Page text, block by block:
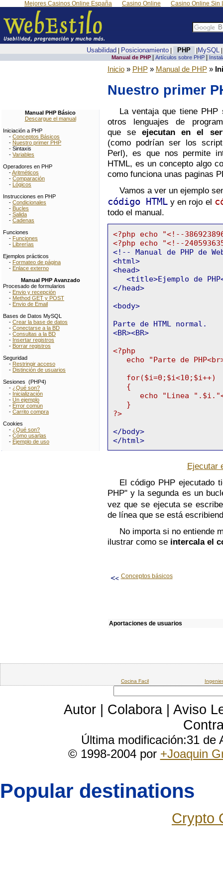
Mejores Casinos Online España Casino Online Casino Online Sin
Usabilidad Posicionamiento PHP MySQL
Manual de PHP| Artículos sobre PHP|
Inicio» PHP» Manual de PHP»
Nuestro primer
La ventaja que tiene PHP
otros lenguajes de
que se ejecutan en el
(como podrían ser los
Perl), es que nos permite
HTML, es un concepto algo
como funciona unas paginas
Vamos a ver un ejemplo
código HTMLy en rojo el
todo el manual.
<?php echo "<!--
<?php echo "<!--
<!-- Manual de PHP de
<html>
<head>
<title>Ejemplo de
</head>
<body>
Parte de HTML normal.
<BR><BR>
<?php
echo "Parte de
for($i=0;$i<10;$i++)
{
echo "Linea
}
?>
</body>
</html>
Ejecutar
El código PHP ejecutado
PHP" y la segunda es un
vez que se ejecuta se
de línea que se está
No importa si no entiende
ilustrar como se intercala el
Conceptos básicos
Aportaciones de usuarios
Manual PHP Básico
Descargue el manual
Iniciación a PHP
- Conceptos Básicos
- Nuestro primer PHP
- Sintaxis
- Variables
Operadores en PHP
-Aritméticos
- Comparación
- Lógicos
Instrucciones en PHP
- Condicionales
- Bucles
- Salida
- Cadenas
Funciones
- Funciones
- Librerías
Ejemplos prácticos
- Formateo de página
- Enlace externo
Manual PHP Avanzado
Procesado de formularios
- Envio y recepción
- Method GET y POST
- Envio de Email
Bases de Datos MySQL
- Crear la base de datos
- Conectarse a la BD
- Consultas a la BD
- Insertar registros
- Borrar registros
Seguridad
- Restringir acceso
- Distinción de usuarios
Sesiones (PHP4)
- ¿Qué son?
- Inicialización
- Un ejemplo
- Error común
- Carrito compra
Cookies
- ¿Qué son?
- Cómo usarlas
- Ejemplo de uso
Cocina Facil
Autor Colabora
Aviso
Última modificación:31
© 1998-2004 por +Joaquin
Popular destinations
Crypto